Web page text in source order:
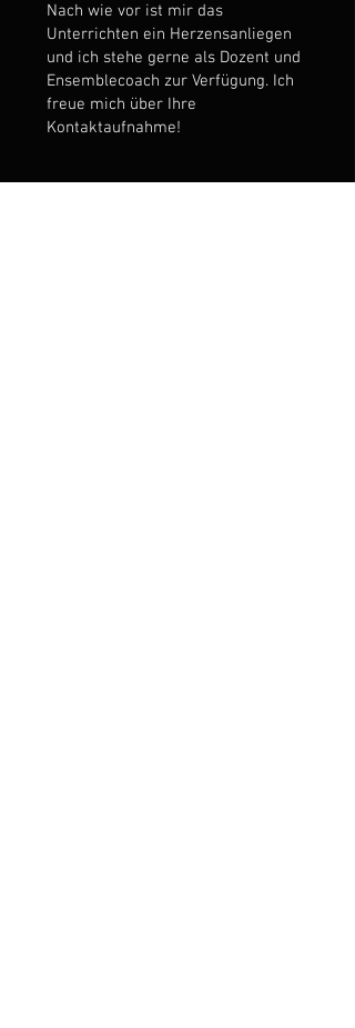
Nach wie vor ist mir das
Unterrichten ein Herzensanliegen
und ich stehe gerne als Dozent und
Ensemblecoach zur Verfügung. Ich
freue mich über Ihre
Kontaktaufnahme!